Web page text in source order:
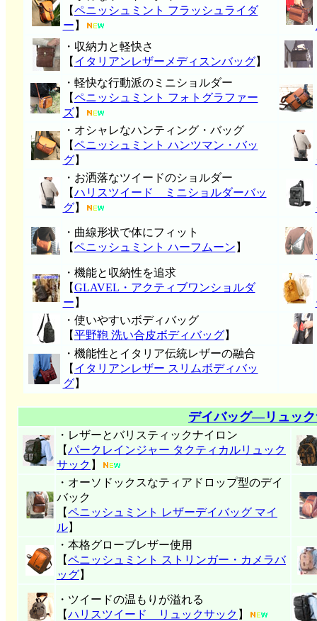
【ペニッシュミント フラッシュライダ
ー 】
・収納力と軽快さ
【 イタリアンレザーメディスンバッグ】
・軽快な行動派のミニショルダー
【ペニッシュミント フォトグラファー
ズ】
・オシャレなハンティング・バッグ
【ペニッシュミント ハンツマン・バッ
グ】
・お洒落なツイードのショルダー
【ハリスツイード ミニショルダーバッ
グ】
・曲線形状で体にフィット
【ペニッシュミント ハーフムーン 】
・機能と収納性を追求
【GLAVEL・アクティブワンショルダ
ー 】
・使いやすいボディバッグ
【平野鞄 洗い合皮ボディバッグ】
・機能性とイタリア伝統レザーの融合
【 イタリアンレザー スリムボディバッ
グ】
デイバッグ―リュッ
・レザーとバリスティックナイロン
【パークレインジャー タクティカルリュック
サック 】
・オーソドックスなティアドロップ型のデイ
バック
【ペニッシュミント レザーデイバッグ マイ
ル】
・本格グローブレザー使用
【ペニッシュミント ストリンガー・カメラバ
ッグ】
・ツイードの温もりが溢れる
【ハリスツイード リュックサック 】